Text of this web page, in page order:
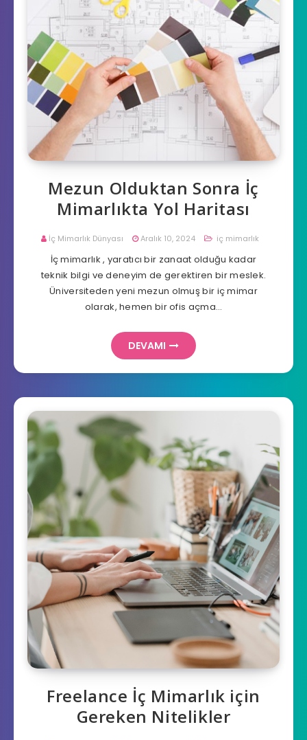
Mezun Olduktan Sonra İç
Mimarlıkta Yol Haritası
İç Mimarlık Dünyası Aralık 10, 2024 iç mimarlık
İç mimarlık , yaratıcı bir zanaat olduğu kadar
teknik bilgi ve deneyim de gerektiren bir meslek.
Üniversiteden yeni mezun olmuş bir iç mimar
olarak, hemen bir ofis açma…
DEVAMI
Freelance İç Mimarlık için
Gereken Nitelikler